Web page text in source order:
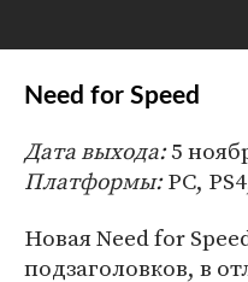
Need for Speed
Дата выхода:5
Платформы:PC,
Новая Need for
подзаголовков, в